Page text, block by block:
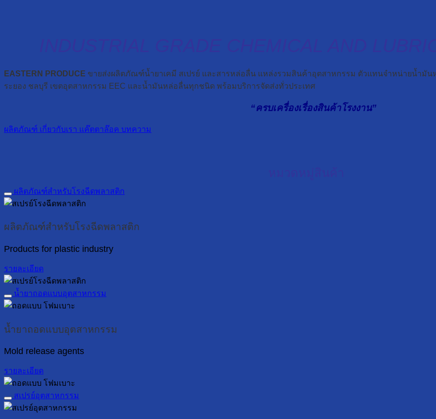
EASTERN PRODUCE ขายส่งผลิตภัณฑ์น้ำยาเคมี สเปรย์ และสารหล่อลื่น แหล่งรวมสินค้าอุตสาหกรรม ตัวแทนจำหน่ายน้ำมั
ระยอง ชลบุรี เขตอุตสาหกรรม EEC และน้ำมันหล่อลื่นทุกชนิด พร้อมบริการจัดส่งทั่วประเทศ
“ครบเครื่องเรื่องสินค้าโรงงาน”
ผลิตภัณฑ์ เกี่ยวกับเรา แค๊ตตาล๊อค บทความ
ผลิตภัณฑ์สำหรับโรงฉีดพลาสติก
ผลิตภัณฑ์สำหรับโรงฉีดพลาสติก
Products for plastic industry
รายละเอียด
น้ำยาถอดแบบอุตสาหกรรม
น้ำยาถอดแบบอุตสาหกรรม
Mold release agents
รายละเอียด
สเปรย์อุตสาหกรรม